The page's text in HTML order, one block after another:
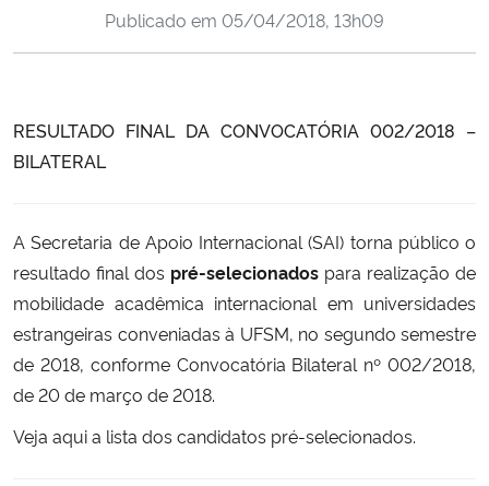
Ministério da Cidadania
Ministério de Minas e Energia
Ministério do Meio Ambiente
Ministério do Turismo
Ministério do Desenvolvimento Regional
Publicado em 05/04/2018, 13h09
RESULTADO FINAL DA CONVOCATÓRIA 002/2018 –
BILATERAL
A Secretaria de Apoio Internacional (SAI) torna público o
resultado final dos pré-selecionados para realização de
mobilidade acadêmica internacional em universidades
estrangeiras conveniadas à UFSM, no segundo semestre
de 2018, conforme Convocatória Bilateral nº 002/2018,
de 20 de março de 2018.
Veja aquia lista dos candidatos pré-selecionados.